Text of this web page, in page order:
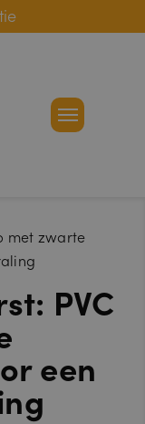
met zwarte
PVC
een